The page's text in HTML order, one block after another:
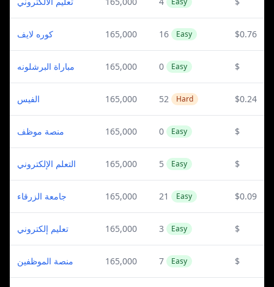
كوره لايف 165,000 16 Easy $0.76
مباراة البرشلونه 165,000 0 Easy $
الفيس 165,000 52 Hard $0.24
منصة موظف 165,000 0 Easy $
التعلم الإلكتروني 165,000 5 Easy $
جامعة الزرقاء 165,000 21 Easy $0.09
تعليم إلكتروني 165,000 3 Easy $
منصة الموظفين 165,000 7 Easy $